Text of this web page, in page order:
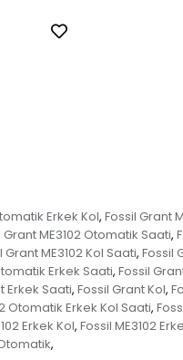
Erkek Kol, Fossil Grant
Grant ME3102 Otomatik Saati,
Grant ME3102 Kol Saati, Fossil
Erkek Saati, Fossil
Erkek Saati, Fossil Grant Kol,
Otomatik Erkek Kol Saati,
Erkek Kol, Fossil ME3102
,